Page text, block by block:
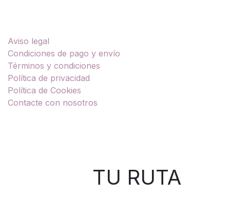
Aviso legal
Condiciones de pago y envío
Términos y condiciones
Política de privacidad
Política de Cookies
Contacte con nosotros
TU RUTA